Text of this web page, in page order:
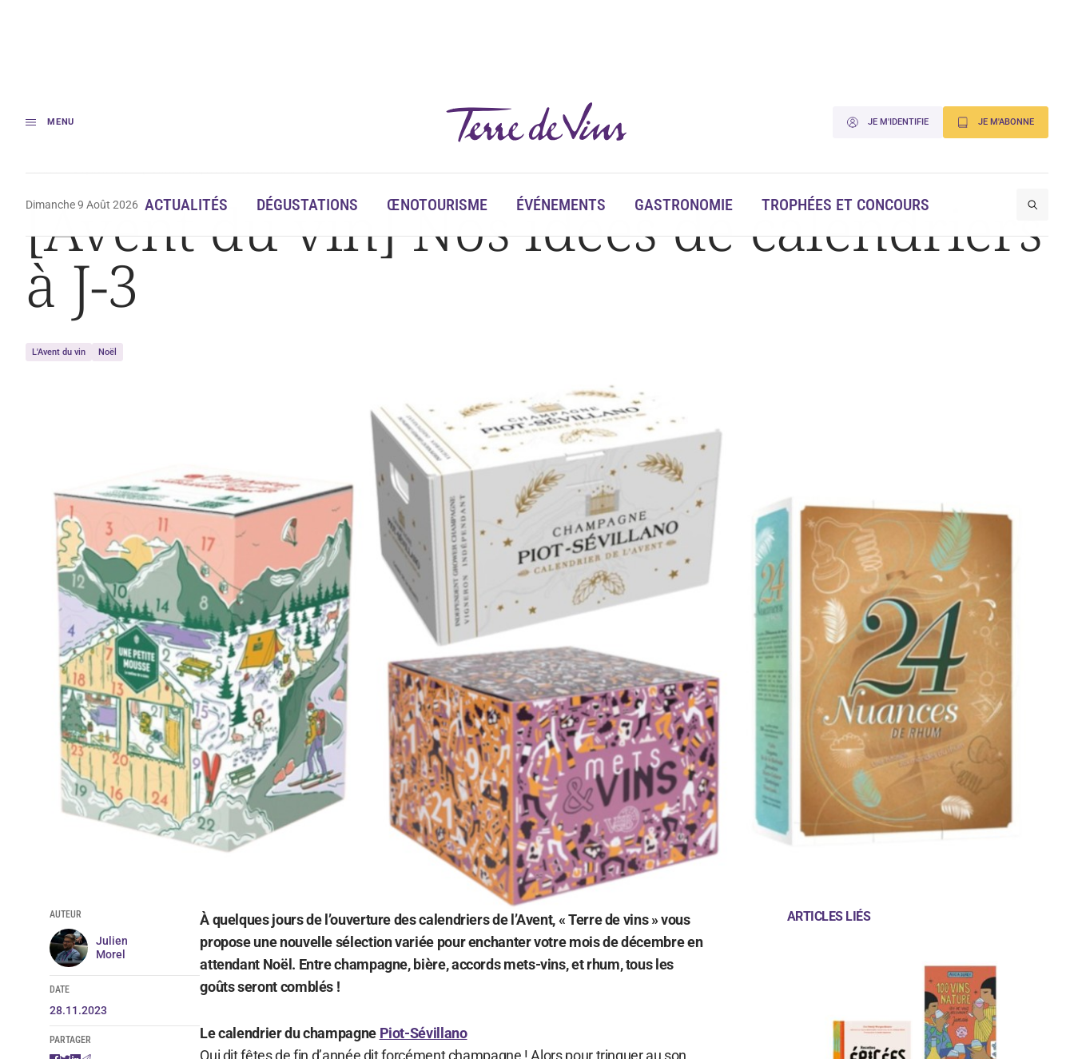
MENU JE M'IDENTIFIE JE M'ABONNE
Dimanche 9 Août 2026 ACTUALITÉS DÉGUSTATIONS ŒNOTOURISME ÉVÉNEMENTS GASTRONOMIE TROPHÉES ET CONCOURS
Accueil Dégustation [Avent du vin] Nos idées de calendriers à J-3
[Avent du vin] Nos idées de calendriers
à J-3
L'Avent du vin Noël
AUTEUR
Julien
Morel
DATE
28.11.2023
PARTAGER
À quelques jours de l’ouverture des calendriers de l’Avent, « Terre de vins » vous
propose une nouvelle sélection variée pour enchanter votre mois de décembre en
attendant Noël. Entre champagne, bière, accords mets-vins, et rhum, tous les
goûts seront comblés !
Le calendrier du champagne Piot-Sévillano
Qui dit fêtes de fin d’année dit forcément champagne ! Alors pour trinquer au son
ARTICLES LIÉS